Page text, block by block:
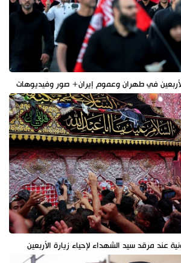
في طهران وعموم إيران+ صور وفيديوهات
عند مرقد سيد الشهداء لإحياء زيارة الأربعين